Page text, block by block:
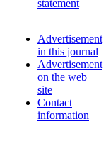
statement
Advertisement
in this journal
Advertisement
on the web
site
Contact
information